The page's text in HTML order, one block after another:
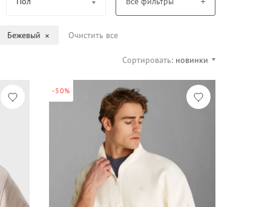
Бежевый Очистить все
Сортировать: новинки
-50%